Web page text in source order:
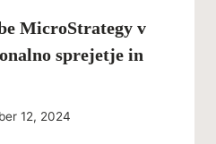
MicroStrategy v
sprejetje in
12, 2024